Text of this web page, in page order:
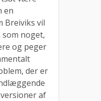
en
Breiviks vil
som noget,
og peger
der er
af